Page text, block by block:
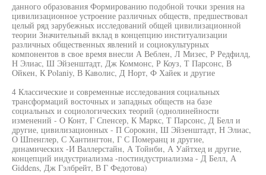
данного образования Формированию подобной точки зрения на
цивилизационное устроение различных обществ, предшествовал
целый ряд зарубежных исследований общей цивилизационной
теории Значительный вклад в концепцию институализации
различных общественных явлений и социокультурных
компонентов в свое время внесли А Веблен, Л Мизес, Р Редфилд,
Н Элиас, Ш Эйзенштадт, Дж Коммонс, Р Коуз, Т Парсонс, В
Ойкен, К Polaniy, В Каволис, Д Норт, Ф Хайек и другие
4 Классические и современные исследования социальных
трансформаций восточных и западных обществ на базе
социальных и социологических теорий (однолинейности
изменений - О Конт, Г Спенсер, К Маркс, Т Парсонс, Д Белл и
другие, цивилизационных - П Сорокин, Ш Эйзенштадт, Н Элиас,
О Шпенглер, С Хантингтон, Г С Померанц и другие,
динамических -И Валлерстайн, А Тойнби, А Уайтхед и другие,
концепций индустриализма -постиндустриализма - Д Белл, А
Giddens, Дж Гэлбрейт, В Г Федотова)